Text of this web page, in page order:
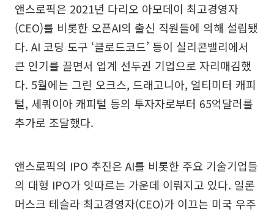
앤스로픽은 2021년 다리오 아모데이 최고경영자
(CEO)를 비롯한 오픈AI의 출신 직원들에 의해 설립됐
다. AI 코딩 도구 ‘클로드코드’ 등이 실리콘밸리에서
큰 인기를 끌면서 업계 선두권 기업으로 자리매김했
다. 5월에는 그린 오크스, 드래고니아, 얼티미터 캐피
털, 세쿼이아 캐피털 등의 투자자로부터 65억달러를
추가로 조달했다.
앤스로픽의 IPO 추진은 AI를 비롯한 주요 기술기업들
의 대형 IPO가 잇따르는 가운데 이뤄지고 있다. 일론
머스크 테슬라 최고경영자(CEO)가 이끄는 미국 우주